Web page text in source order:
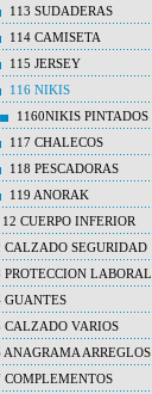
113 SUDADERAS
114 CAMISETA
115 JERSEY
116 NIKIS
1160NIKIS PINTADOS
117 CHALECOS
118 PESCADORAS
119 ANORAK
12 CUERPO INFERIOR
CALZADO SEGURIDAD
PROTECCION LABORAL
GUANTES
CALZADO VARIOS
ANAGRAMA ARREGLOS
COMPLEMENTOS